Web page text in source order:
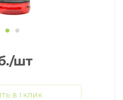
/шт
В 1 КЛИК